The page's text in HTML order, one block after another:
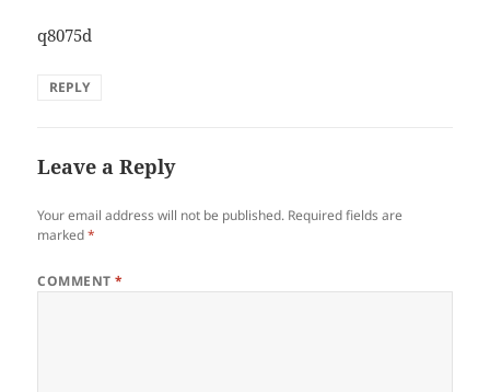
q8075d
REPLY
Leave a Reply
Your email address will not be published. Required fields are
marked*
COMMENT*